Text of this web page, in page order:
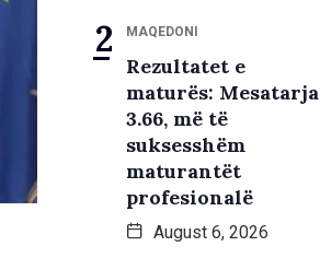
MAQEDONI
Rezultatet e
maturës: Mesatarja
3.66, më të
suksesshëm
maturantët
profesionalë
August 6, 2026